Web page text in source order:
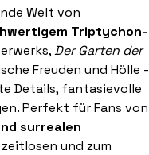
Welt von
Triptychon-
Der Garten der
Freuden und Hölle -
Details, fantasievolle
Perfekt für Fans von
surrealen
und zum